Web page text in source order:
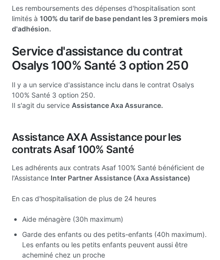
Les remboursements des dépenses d'hospitalisation sont
limités à 100% du tarif de base pendant les 3 premiers mois
d'adhésion.
Service d'assistance du contrat
Osalys 100% Santé 3 option 250
Il y a un service d'assistance inclu dans le contrat Osalys
100% Santé 3 option 250.
Il s'agit du service Assistance Axa Assurance.
Assistance AXA Assistance pour les
contrats Asaf 100% Santé
Les adhérents aux contrats Asaf 100% Santé bénéficient de
l'Assistance Inter Partner Assistance (Axa Assistance)
En cas d'hospitalisation de plus de 24 heures
Aide ménagère (30h maximum)
Garde des enfants ou des petits-enfants (40h maximum).
Les enfants ou les petits enfants peuvent aussi être
acheminé chez un proche